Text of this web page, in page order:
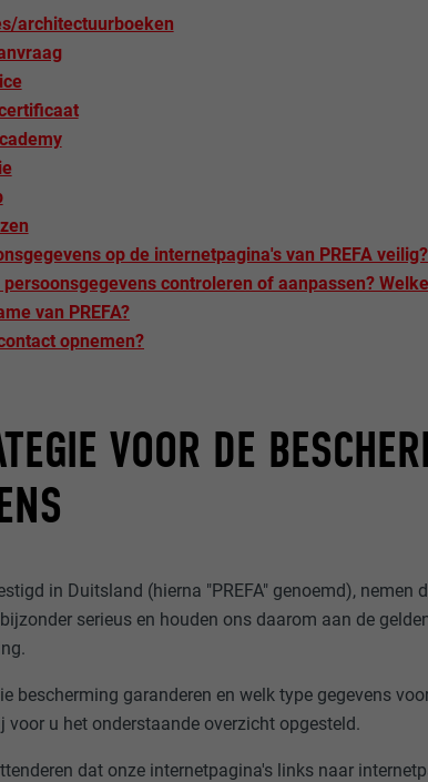
architectuurboeken
op de internetpagina's van PREFA veilig?
controleren of aanpassen?
van PREFA?
opnemen?
VOOR DE
in Duitsland (hierna "PREFA" genoemd), nemen
serieus en houden ons daarom aan de
bescherming garanderen en welk type gegevens
voor u het onderstaande overzicht opgesteld.
dat onze internetpagina's links naar